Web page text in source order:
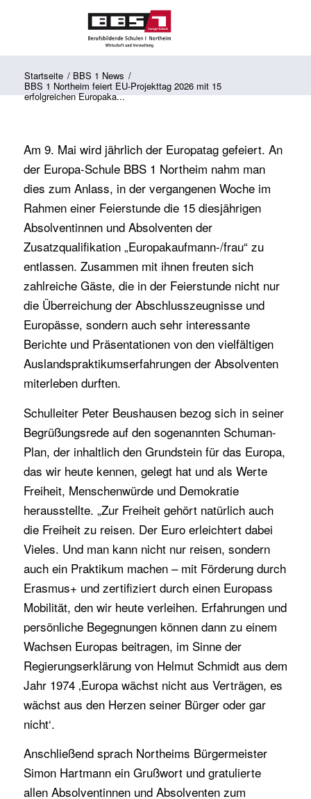
Startseite / BBS 1 News /
BBS 1 Northeim feiert EU-Projekttag 2026 mit 15
erfolgreichen Europaka...
Am 9. Mai wird jährlich der Europatag gefeiert. An
der Europa-Schule BBS 1 Northeim nahm man
dies zum Anlass, in der vergangenen Woche im
Rahmen einer Feierstunde die 15 diesjährigen
Absolventinnen und Absolventen der
Zusatzqualifikation „Europakaufmann-/frau“ zu
entlassen. Zusammen mit ihnen freuten sich
zahlreiche Gäste, die in der Feierstunde nicht nur
die Überreichung der Abschlusszeugnisse und
Europässe, sondern auch sehr interessante
Berichte und Präsentationen von den vielfältigen
Auslandspraktikumserfahrungen der Absolventen
miterleben durften.
Schulleiter Peter Beushausen bezog sich in seiner
Begrüßungsrede auf den sogenannten Schuman-
Plan, der inhaltlich den Grundstein für das Europa,
das wir heute kennen, gelegt hat und als Werte
Freiheit, Menschenwürde und Demokratie
herausstellte. „Zur Freiheit gehört natürlich auch
die Freiheit zu reisen. Der Euro erleichtert dabei
Vieles. Und man kann nicht nur reisen, sondern
auch ein Praktikum machen – mit Förderung durch
Erasmus+ und zertifiziert durch einen Europass
Mobilität, den wir heute verleihen. Erfahrungen und
persönliche Begegnungen können dann zu einem
Wachsen Europas beitragen, im Sinne der
Regierungserklärung von Helmut Schmidt aus dem
Jahr 1974 ‚Europa wächst nicht aus Verträgen, es
wächst aus den Herzen seiner Bürger oder gar
nicht‘.
Anschließend sprach Northeims Bürgermeister
Simon Hartmann ein Grußwort und gratulierte
allen Absolventinnen und Absolventen zum